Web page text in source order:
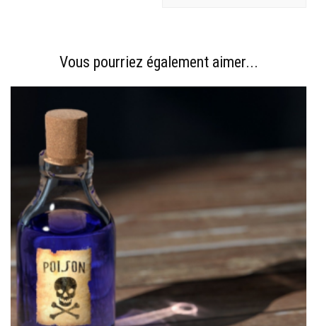
Vous pourriez également aimer...